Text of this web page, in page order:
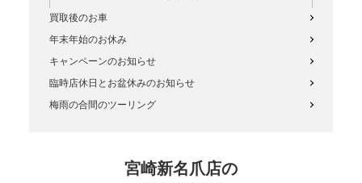
買取後のお車
年末年始のお休み
キャンペーンのお知らせ
臨時店休日とお盆休みのお知らせ
梅雨の合間のツーリング
宮崎新名爪店の